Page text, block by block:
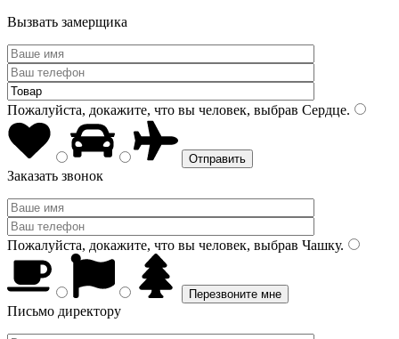
Вызвать замерщика
Пожалуйста, докажите, что вы человек, выбрав Сердце.
Заказать звонок
Пожалуйста, докажите, что вы человек, выбрав Чашку.
Письмо директору